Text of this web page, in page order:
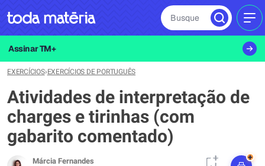
Busque
Assinar TM+
EXERCÍCIOS›EXERCÍCIOS DE PORTUGUÊS
Atividades de interpretação de
charges e tirinhas (com
gabarito comentado)
Márcia Fernandes
+